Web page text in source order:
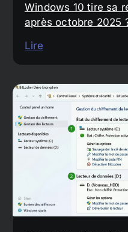
Windows 10 tire sa
après octobre 2025
Lire